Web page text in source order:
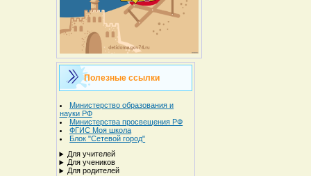
Полезные ссылки
Министерство образования и
науки РФ
Министерства просвещения РФ
ФГИС Моя школа
Блок "Сетевой город"
Для учителей
Для учеников
Для родителей